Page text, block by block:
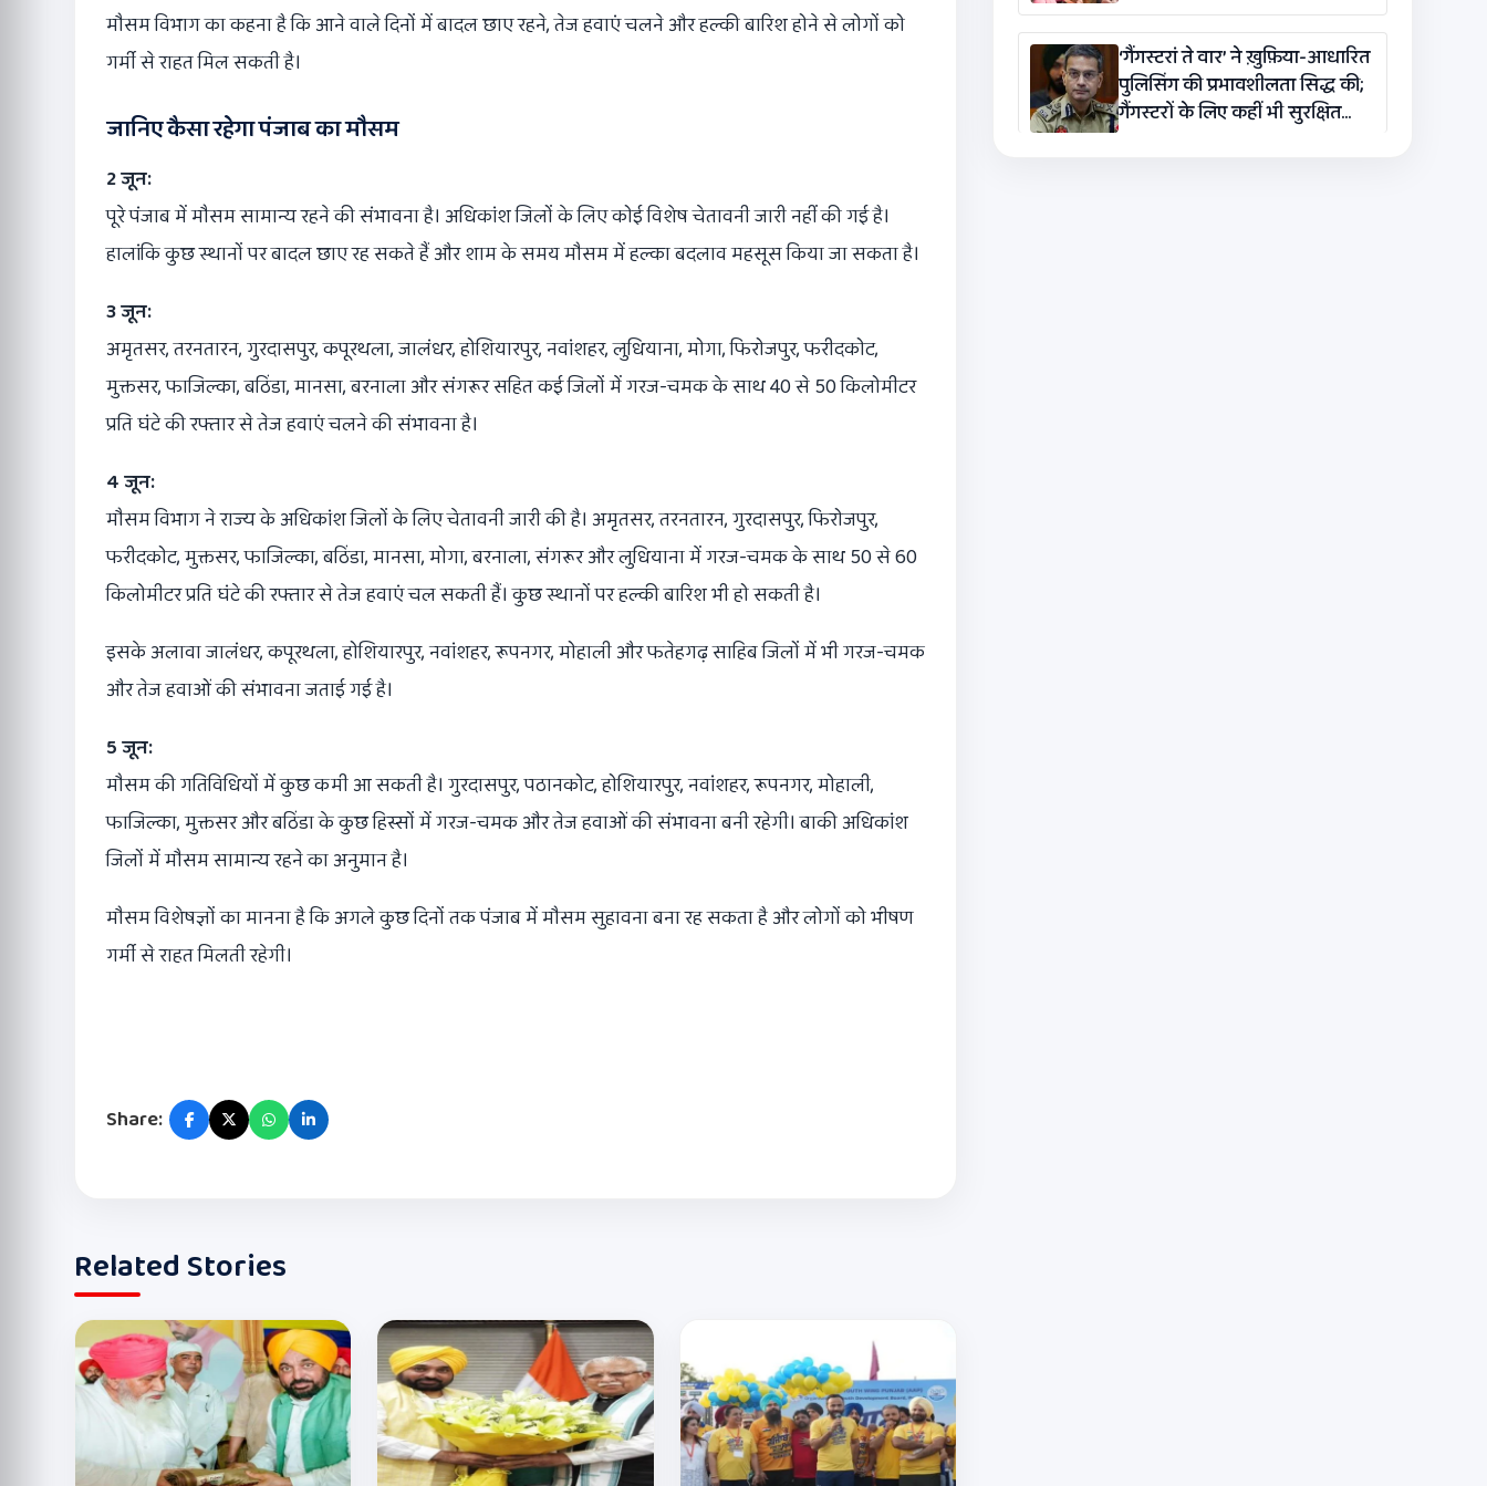
मौसम विभाग का कहना है कि आने वाले दिनों में बादल छाए रहने, तेज हवाएं चलने और हल्की बारिश होने से लोगों को
गर्मी से राहत मिल सकती है।
जानिए कैसा रहेगा पंजाब का मौसम
2 जून:
पूरे पंजाब में मौसम सामान्य रहने की संभावना है। अधिकांश जिलों के लिए कोई विशेष चेतावनी जारी नहीं की गई है।
हालांकि कुछ स्थानों पर बादल छाए रह सकते हैं और शाम के समय मौसम में हल्का बदलाव महसूस किया जा सकता है।
3 जून:
अमृतसर, तरनतारन, गुरदासपुर, कपूरथला, जालंधर, होशियारपुर, नवांशहर, लुधियाना, मोगा, फिरोजपुर, फरीदकोट,
मुक्तसर, फाजिल्का, बठिंडा, मानसा, बरनाला और संगरूर सहित कई जिलों में गरज-चमक के साथ 40 से 50 किलोमीटर
प्रति घंटे की रफ्तार से तेज हवाएं चलने की संभावना है।
4 जून:
मौसम विभाग ने राज्य के अधिकांश जिलों के लिए चेतावनी जारी की है। अमृतसर, तरनतारन, गुरदासपुर, फिरोजपुर,
फरीदकोट, मुक्तसर, फाजिल्का, बठिंडा, मानसा, मोगा, बरनाला, संगरूर और लुधियाना में गरज-चमक के साथ 50 से 60
किलोमीटर प्रति घंटे की रफ्तार से तेज हवाएं चल सकती हैं। कुछ स्थानों पर हल्की बारिश भी हो सकती है।
इसके अलावा जालंधर, कपूरथला, होशियारपुर, नवांशहर, रूपनगर, मोहाली और फतेहगढ़ साहिब जिलों में भी गरज-चमक
और तेज हवाओं की संभावना जताई गई है।
5 जून:
मौसम की गतिविधियों में कुछ कमी आ सकती है। गुरदासपुर, पठानकोट, होशियारपुर, नवांशहर, रूपनगर, मोहाली,
फाजिल्का, मुक्तसर और बठिंडा के कुछ हिस्सों में गरज-चमक और तेज हवाओं की संभावना बनी रहेगी। बाकी अधिकांश
जिलों में मौसम सामान्य रहने का अनुमान है।
मौसम विशेषज्ञों का मानना है कि अगले कुछ दिनों तक पंजाब में मौसम सुहावना बना रह सकता है और लोगों को भीषण
गर्मी से राहत मिलती रहेगी।
Share:
Related Stories
‘गैंगस्टरां ते वार’ ने ख़ुफ़िया-आधारित
पुलिसिंग की प्रभावशीलता सिद्ध की;
गैंगस्टरों के लिए कहीं भी सुरक्षित